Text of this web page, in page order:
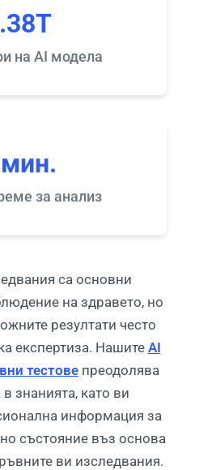
на AI модела
за анализ
са основни
на здравето, но
резултати често
експертиза. Нашите AI
тестове преодолява
знанията, като ви
информация за
състояние въз основа
ви изследвания.